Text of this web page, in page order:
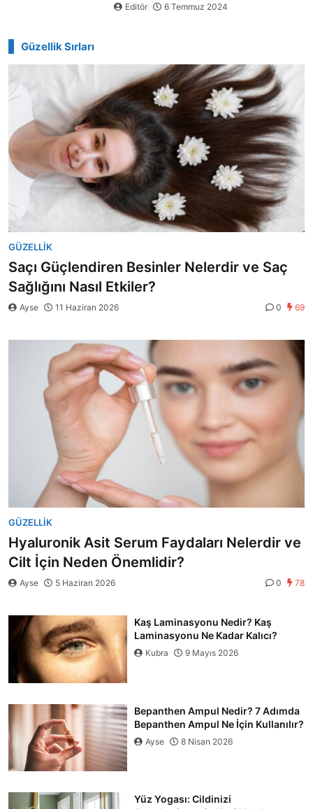
Editör 6 Temmuz 2024
Güzellik Sırları
GÜZELLIK
Saçı Güçlendiren Besinler Nelerdir ve Saç
Sağlığını Nasıl Etkiler?
Ayse 11 Haziran 2026 0 69
GÜZELLIK
Hyaluronik Asit Serum Faydaları Nelerdir ve
Cilt İçin Neden Önemlidir?
Ayse 5 Haziran 2026 0 78
Kaş Laminasyonu Nedir? Kaş
Laminasyonu Ne Kadar Kalıcı?
Kubra 9 Mayıs 2026
Bepanthen Ampul Nedir? 7 Adımda
Bepanthen Ampul Ne İçin Kullanılır?
Ayse 8 Nisan 2026
Yüz Yogası: Cildinizi